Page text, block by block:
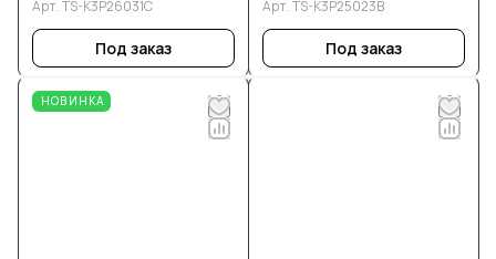
Арт.TS-K3P26031С
Под заказ
Арт.TS-K3P25023B
Под заказ
НОВИНКА